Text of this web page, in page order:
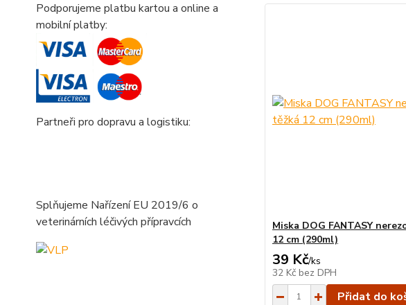
Podporujeme platbu kartou a online a
mobilní platby:
Partneři pro dopravu a logistiku:
Splňujeme Nařízení EU 2019/6 o
veterinárních léčivých přípravcích
Miska DOG FANTASY
12 cm (290ml)
39 Kč/ks
32 Kč bez DPH
Přidat do